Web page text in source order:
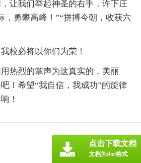
让我们举起神圣的右手，许下庄
，勇攀高峰！”“拼搏今朝，收获六
校必将以你们为荣！
热烈的掌声为这真实的，美丽
！希望“我自信，我成功”的旋律
！
点击下载文档
文档为doc格式